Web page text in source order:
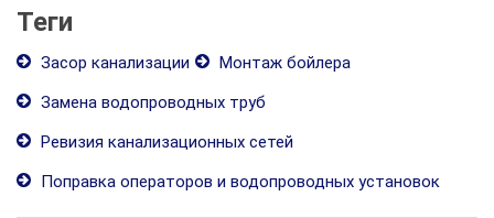
Теги
Засор канализации
Монтаж бойлера
Замена водопроводных труб
Ревизия канализационных сетей
Поправка операторов и водопроводных установок